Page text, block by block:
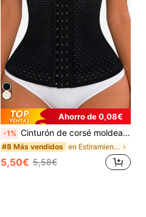
Ahorro de 0,08€
-1% Cinturón de corsé moldeador de cintura para mujer, cinturón de compresión transpirable con 3 filas de cierre con ganchos
#8 Más vendidos en Estiramiento medio Entrenadores de cintura para
5,50€ 5,58€